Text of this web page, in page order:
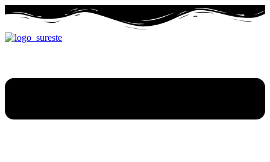
contenido